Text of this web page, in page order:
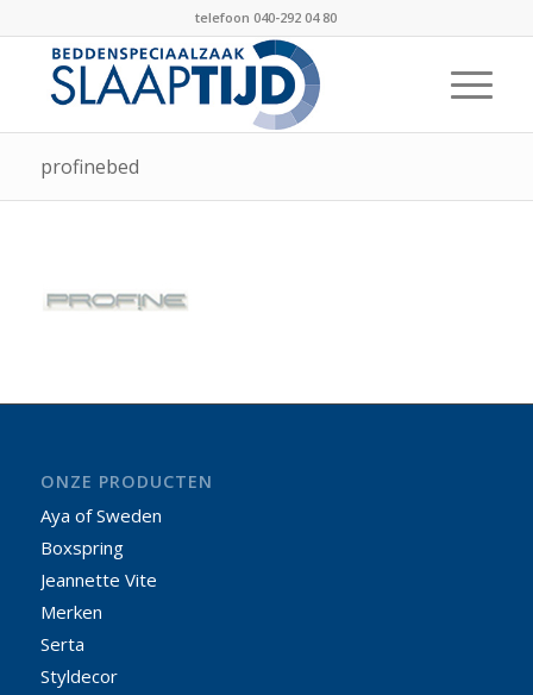
telefoon 040-292 04 80
profinebed
ONZE PRODUCTEN
Aya of Sweden
Boxspring
Jeannette Vite
Merken
Serta
Styldecor